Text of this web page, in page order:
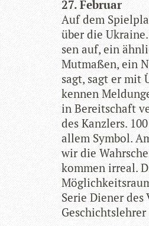
27. Februar
Auf dem
über die
sen auf, ein
Mut­ma­ßen, ein
sagt, sagt er mit
ken­nen
in Bereit­schaft
des Kanz­lers.
allem Sym­bol.
wir die
kom­men irreal.
Serie Die­ner